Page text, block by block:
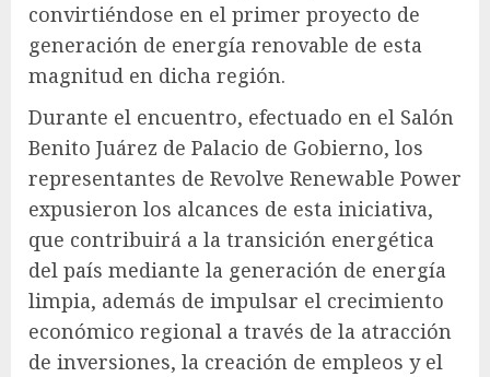
convirtiéndose en el primer proyecto de
generación de energía renovable de esta
magnitud en dicha región.
Durante el encuentro, efectuado en el Salón
Benito Juárez de Palacio de Gobierno, los
representantes de Revolve Renewable Power
expusieron los alcances de esta iniciativa,
que contribuirá a la transición energética
del país mediante la generación de energía
limpia, además de impulsar el crecimiento
económico regional a través de la atracción
de inversiones, la creación de empleos y el